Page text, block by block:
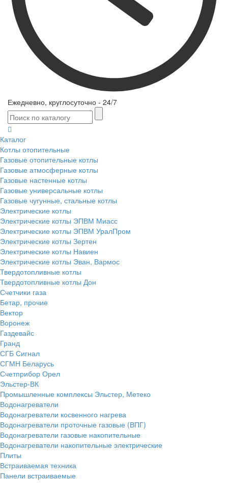
Ежедневно, круглосуточно - 24/7
Каталог
Котлы отопительные
Газовые отопительные котлы
Газовые атмосферные котлы
Газовые настенные котлы
Газовые универсальные котлы
Газовые чугунные, стальные котлы
Электрические котлы
Электрические котлы ЭПВМ Миасс
Электрические котлы ЭПВМ УралПром
Электрические котлы Зертен
Электрические котлы Навиен
Электрические котлы Эван, Вармос
Твердотопливные котлы
Твердотопливные котлы Дон
Счетчики газа
Бетар, прочие
Вектор
Воронеж
Газдевайс
Гранд
СГБ Сигнал
СГМН Беларусь
Счетприбор Орел
Эльстер-ВК
Промышленные комплексы Эльстер, Метеко
Водонагреватели
Водонагреватели косвенного нагрева
Водонагреватели проточные газовые (ВПГ)
Водонагреватели газовые накопительные
Водонагреватели накопительные электрические
Плиты
Встраиваемая техника
Панели встраиваемые